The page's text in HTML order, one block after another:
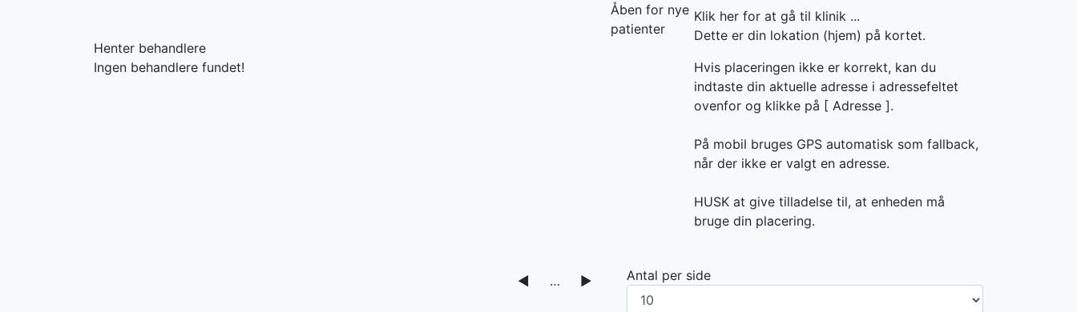
Åben for nye
patienter
Henter behandlere
Ingen behandlere fundet!
Klik her for at gå til klinik ...
Dette er din lokation (hjem) på kortet.
Hvis placeringen ikke er korrekt, kan du
indtaste din aktuelle adresse i adressefeltet
ovenfor og klikke på [ Adresse ].
På mobil bruges GPS automatisk som fallback,
når der ikke er valgt en adresse.
HUSK at give tilladelse til, at enheden må
bruge din placering.
◀ … ▶ Antal per side